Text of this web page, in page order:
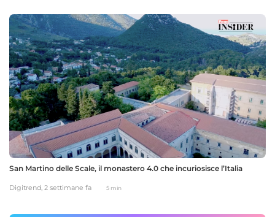
San Martino delle Scale, il monastero 4.0 che incuriosisce l’Italia
Digitrend, 2 settimane fa 5 min